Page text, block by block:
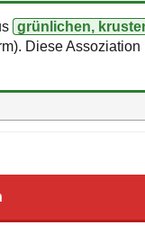
grünlichen,
Diese